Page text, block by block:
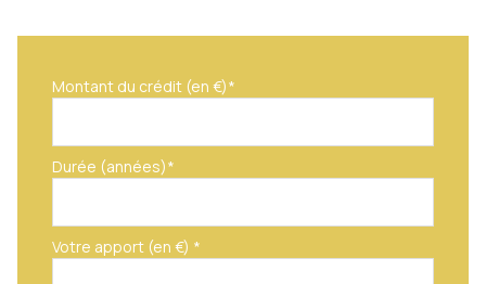
Montant du crédit (en €)*
Durée (années)*
Votre apport (en €) *